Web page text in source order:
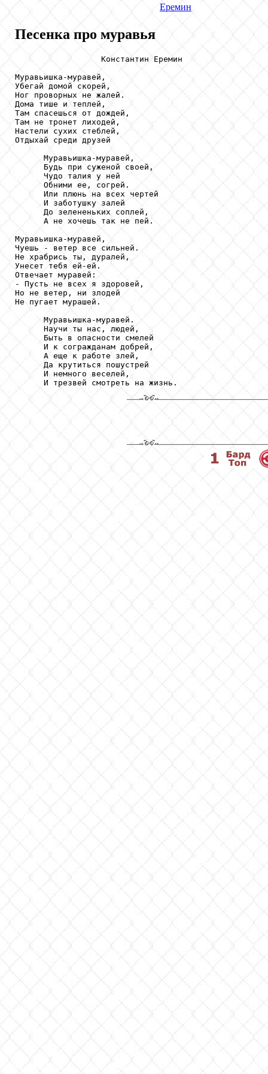
Еремин
Песенка про муравья
                  Константин Еремин
Муравьишка-муравей,
Убегай домой скорей,
Ног проворных не жалей.
Дома тише и теплей,
Там спасешься от дождей,
Там не тронет лиходей,
Настели сухих стеблей,
Отдыхай среди друзей
      Муравьишка-муравей,
      Будь при суженой своей,
      Чудо талия у ней
      Обними ее, согрей.
      Или плюнь на всех чертей
      И заботушку залей
      До зелененьких соплей,
      А не хочешь так не пей.
Муравьишка-муравей,
Чуешь - ветер все сильней.
Не храбрись ты, дуралей,
Унесет тебя ей-ей.
Отвечает муравей:
- Пусть не всех я здоровей,
Но не ветер, ни злодей
Не пугает мурашей.
      Муравьишка-муравей.
      Научи ты нас, людей,
      Быть в опасности смелей
      И к согражданам добрей,
      А еще к работе злей,
      Да крутиться пошустрей
      И немного веселей,
      И трезвей смотреть на жизнь.